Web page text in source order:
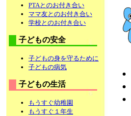
PTAとのお付き合い
ママ友とのお付き合い
学校とのお付き合い
子どもの安全
子どもの身を守るために
子どもの病気
子どもの生活
もうすぐ幼稚園
もうすぐ１年生